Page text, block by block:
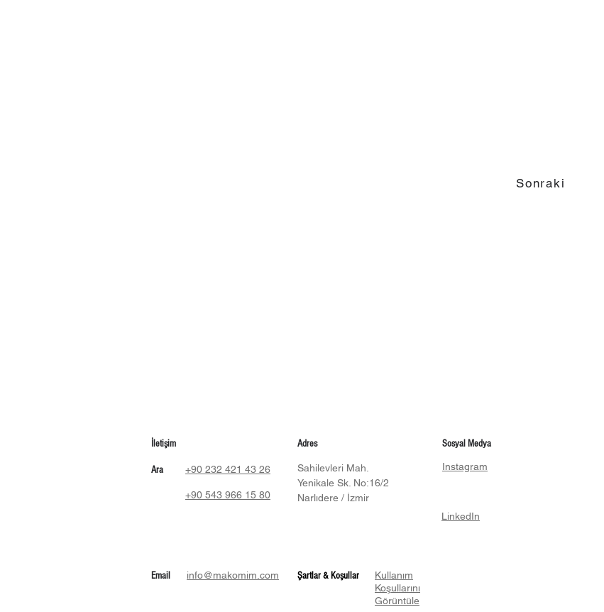
Sonraki
İletişim
Ara +90 232 421 43 26
+90 543 966 15 80
Adres
Sahilevleri Mah.
Yenikale Sk. No:16/2
Narlıdere / İzmir
Sosyal Medya
Instagram
LinkedIn
Email info@makomim.com Şartlar & Koşullar
Kullanım
Koşullarını
Görüntüle